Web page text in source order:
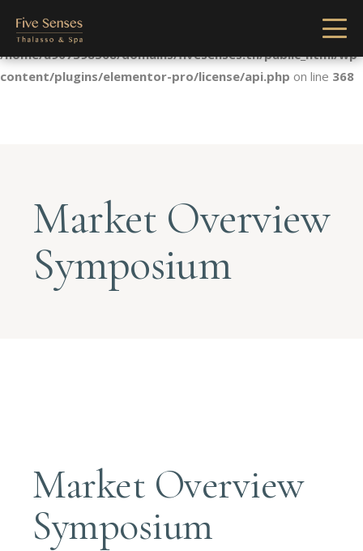
Notice: Undefined index: license in
/home/u907398568/domains/fivesenses.tn/public_html/wp-
content/plugins/elementor-pro/license/api.php on line 368
Market Overview
Symposium
Market Overview
Symposium